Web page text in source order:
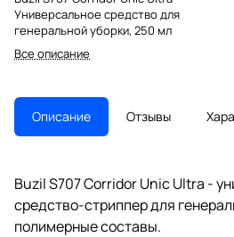
Универсальное средство для
генеральной уборки, 250 мл
Все описание
Описание Отзывы
Buzil S707 Corridor Unic Ultra -
средство-стриппер для
полимерные составы.